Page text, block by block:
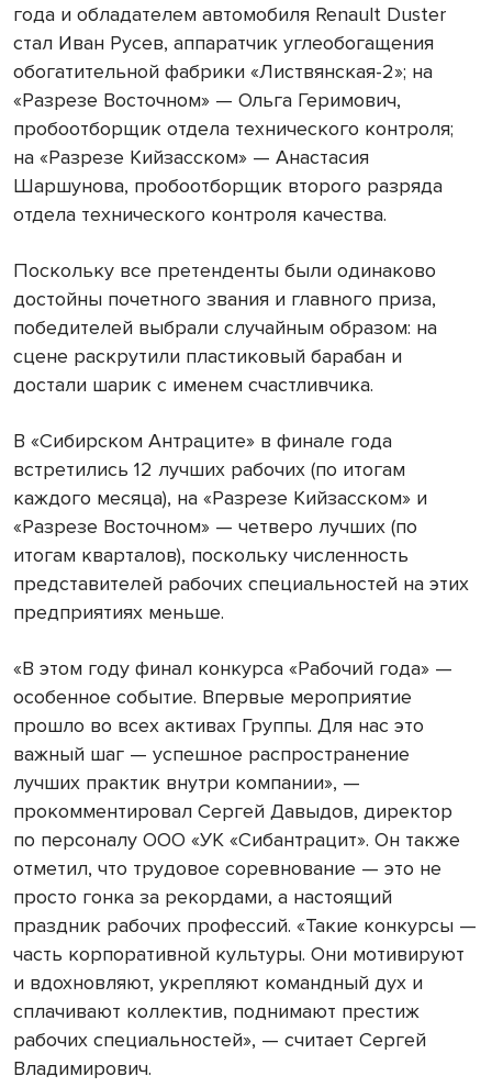
года и обладателем автомобиля Renault Duster
стал Иван Русев, аппаратчик углеобогащения
обогатительной фабрики «Листвянская-2»; на
«Разрезе Восточном» — Ольга Геримович,
пробоотборщик отдела технического контроля;
на «Разрезе Кийзасском» — Анастасия
Шаршунова, пробоотборщик второго разряда
отдела технического контроля качества.
Поскольку все претенденты были одинаково
достойны почетного звания и главного приза,
победителей выбрали случайным образом: на
сцене раскрутили пластиковый барабан и
достали шарик с именем счастливчика.
В «Сибирском Антраците» в финале года
встретились 12 лучших рабочих (по итогам
каждого месяца), на «Разрезе Кийзасском» и
«Разрезе Восточном» — четверо лучших (по
итогам кварталов), поскольку численность
представителей рабочих специальностей на этих
предприятиях меньше.
«В этом году финал конкурса «Рабочий года» —
особенное событие. Впервые мероприятие
прошло во всех активах Группы. Для нас это
важный шаг — успешное распространение
лучших практик внутри компании», —
прокомментировал Сергей Давыдов, директор
по персоналу ООО «УК «Сибантрацит». Он также
отметил, что трудовое соревнование — это не
просто гонка за рекордами, а настоящий
праздник рабочих профессий. «Такие конкурсы —
часть корпоративной культуры. Они мотивируют
и вдохновляют, укрепляют командный дух и
сплачивают коллектив, поднимают престиж
рабочих специальностей», — считает Сергей
Владимирович.